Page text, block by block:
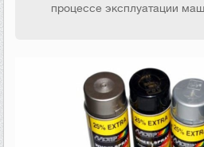
процессе эксплуатации